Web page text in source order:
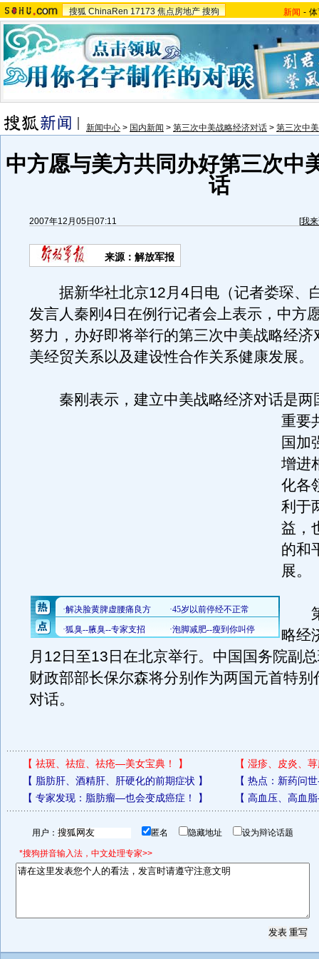
搜狐 ChinaRen 17173 焦点房地产 搜狗 新闻 -
新闻中心 > 国内新闻 > 第三次中美战略经济对话 > 第三次中
中方愿与美方共同办好第三次中
话
2007年12月05日07:11 [我
来源：解放军报
据新华社北京12月4日电（记者娄琛、
发言人秦刚4日在例行记者会上表示，中方
努力，办好即将举行的第三次中美战略经济
美经贸关系以及建设性合作关系健康发展。
秦刚表示，建立中美战略经济对话是两
重要
国加
增进
化各
利于
益，
的和
展。
第
略经
月12日至13日在北京举行。中国国务院副
财政部部长保尔森将分别作为两国元首特别
对话。
【 祛斑、祛痘、祛疮—美女宝典！ 】 【 湿疹、皮炎、
【 脂肪肝、酒精肝、肝硬化的前期症状 】 【 热点：新药问
【 专家发现：脂肪瘤—也会变成癌症！ 】 【 高血压、高血
用户： 匿名 隐藏地址 设为辩论话题
*搜狗拼音输入法，中文处理专家>>